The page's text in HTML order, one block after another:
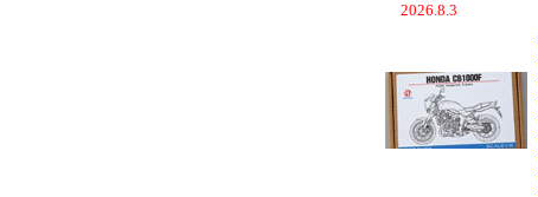
2026.8.3